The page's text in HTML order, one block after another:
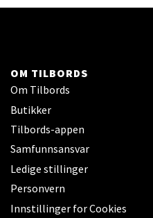
OM TILBORDS
Om Tilbords
Butikker
Tilbords-appen
Samfunnsansvar
Ledige stillinger
Personvern
Innstillinger for Cookies
Steinkjer
Velg